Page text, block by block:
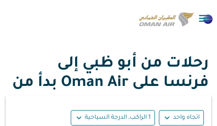

رحلات من أبو ظبي إلى
فرنسا على Oman Air بدأ من
اتجاه واحد expand_more 1 الراكب, الدرجة السياحية expand_more